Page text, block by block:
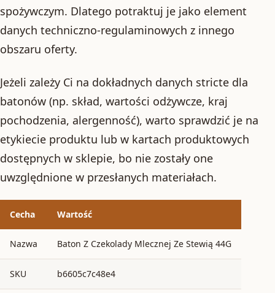
spożywczym. Dlatego potraktuj je jako element
danych techniczno-regulaminowych z innego
obszaru oferty.
Jeżeli zależy Ci na dokładnych danych stricte dla
batonów (np. skład, wartości odżywcze, kraj
pochodzenia, alergenność), warto sprawdzić je na
etykiecie produktu lub w kartach produktowych
dostępnych w sklepie, bo nie zostały one
uwzględnione w przesłanych materiałach.
Cecha Wartość
Nazwa Baton Z Czekolady Mlecznej Ze Stewią 44G
SKU b6605c7c48e4